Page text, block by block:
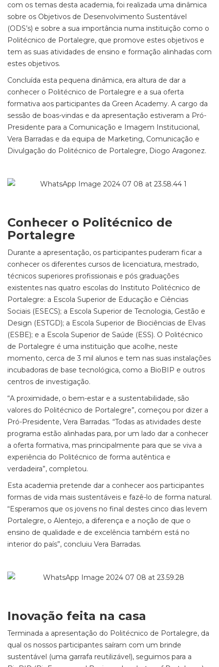
com os temas desta academia, foi realizada uma dinâmica
sobre os Objetivos de Desenvolvimento Sustentável
(ODS’s) e sobre a sua importância numa instituição como o
Politécnico de Portalegre, que promove estes objetivos e
tem as suas atividades de ensino e formação alinhadas com
estes objetivos.
Concluída esta pequena dinâmica, era altura de dar a
conhecer o Politécnico de Portalegre e a sua oferta
formativa aos participantes da Green Academy. A cargo da
sessão de boas-vindas e da apresentação estiveram a Pró-
Presidente para a Comunicação e Imagem Institucional,
Vera Barradas e da equipa de Marketing, Comunicação e
Divulgação do Politécnico de Portalegre, Diogo Aragonez.
Conhecer o Politécnico de
Portalegre
Durante a apresentação, os participantes puderam ficar a
conhecer os diferentes cursos de licenciatura, mestrado,
técnicos superiores profissionais e pós graduações
existentes nas quatro escolas do Instituto Politécnico de
Portalegre: a Escola Superior de Educação e Ciências
Sociais (ESECS); a Escola Superior de Tecnologia, Gestão e
Design (ESTGD); a Escola Superior de Biociências de Elvas
(ESBE); e a Escola Superior de Saúde (ESS). O Politécnico
de Portalegre é uma instituição que acolhe, neste
momento, cerca de 3 mil alunos e tem nas suas instalações
incubadoras de base tecnológica, como a BioBIP e outros
centros de investigação.
“A proximidade, o bem-estar e a sustentabilidade, são
valores do Politécnico de Portalegre”, começou por dizer a
Pró-Presidente, Vera Barradas. “Todas as atividades deste
programa estão alinhadas para, por um lado dar a conhecer
a oferta formativa, mas principalmente para que se viva a
experiência do Politécnico de forma autêntica e
verdadeira”, completou.
Esta academia pretende dar a conhecer aos participantes
formas de vida mais sustentáveis e fazê-lo de forma natural.
“Esperamos que os jovens no final destes cinco dias levem
Portalegre, o Alentejo, a diferença e a noção de que o
ensino de qualidade e de excelência também está no
interior do país”, concluiu Vera Barradas.
Inovação feita na casa
Terminada a apresentação do Politécnico de Portalegre, da
qual os nossos participantes saíram com um brinde
sustentável (uma garrafa reutilizável), seguimos para a